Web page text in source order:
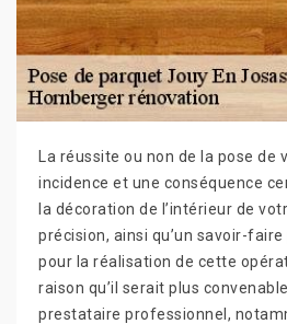
La réussite ou non de la pose de
incidence et une conséquence
la décoration de l’intérieur de
précision, ainsi qu’un savoir-
pour la réalisation de cette
raison qu’il serait plus
prestataire professionnel,